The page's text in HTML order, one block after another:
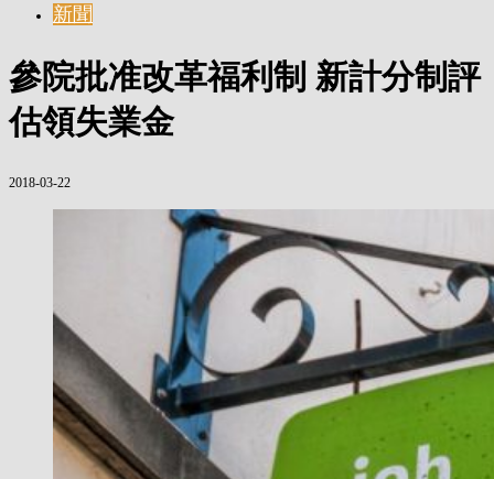
新聞
參院批准改革福利制 新計分制評
估領失業金
2018-03-22